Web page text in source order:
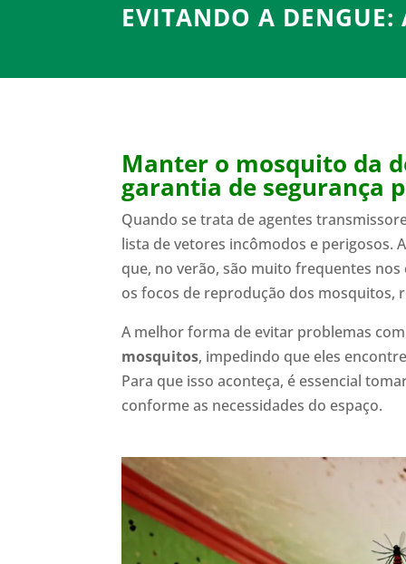
EVITANDO A DENGUE:
Manter o mosquito da
garantia de segurança
Quando se trata de agentes
lista de vetores incômodos e perigosos.
que, no verão, são muito frequentes
os focos de reprodução dos mosquitos,
A melhor forma de evitar problemas
mosquitos, impedindo que eles
Para que isso aconteça, é essencial
conforme as necessidades do espaço.